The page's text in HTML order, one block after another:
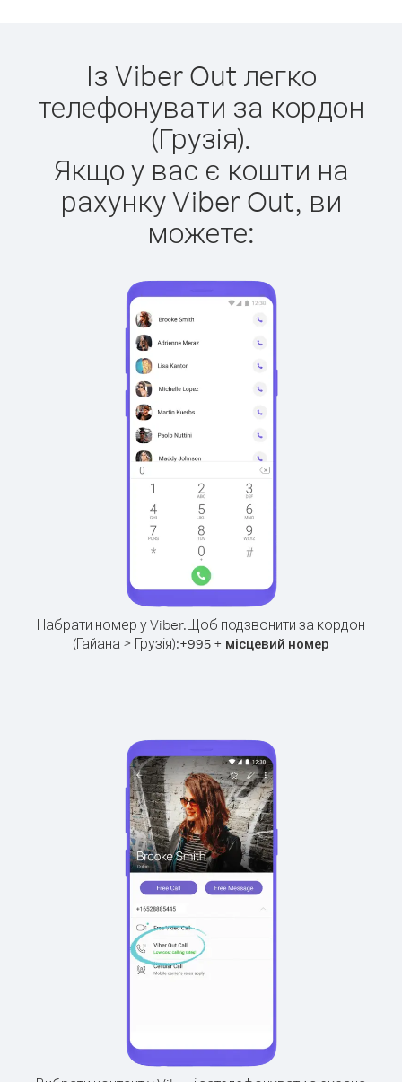
Із Viber Out легко
телефонувати за кордон
(Грузія).
Якщо у вас є кошти на
рахунку Viber Out, ви
можете:
Набрати номер у Viber.Щоб подзвонити за кордон
(Ґайана > Грузія):+995 + місцевий номер